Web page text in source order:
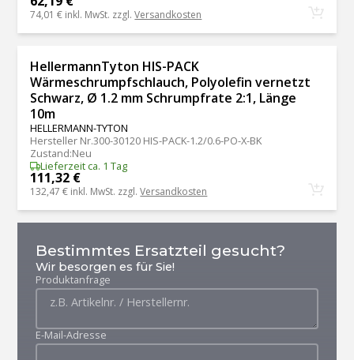
74,01 € inkl. MwSt. zzgl.Versandkosten
HellermannTyton HIS-PACK
Wärmeschrumpfschlauch, Polyolefin vernetzt
Schwarz, Ø 1.2 mm Schrumpfrate 2:1, Länge
10m
HELLERMANN-TYTON
Hersteller Nr.300-30120 HIS-PACK-1.2/0.6-PO-X-BK
Zustand:Neu
Lieferzeit ca. 1 Tag
111,32 €
132,47 € inkl. MwSt. zzgl.Versandkosten
Bestimmtes Ersatzteil gesucht?
Wir besorgen es für Sie!
Produktanfrage
E-Mail-Adresse